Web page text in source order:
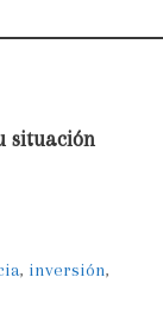
situación
, inversión,